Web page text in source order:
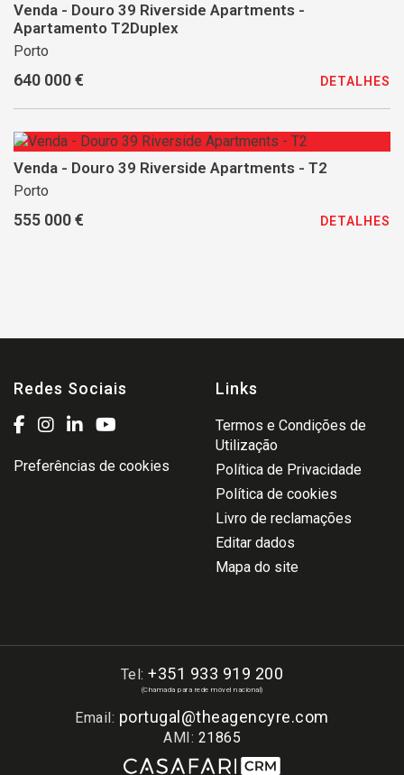
Venda - Douro 39 Riverside Apartments -
Apartamento T2Duplex
Porto
640 000 € DETALHES
Venda - Douro 39 Riverside Apartments - T2
Porto
555 000 € DETALHES
Redes Sociais
Preferências de cookies
Links
Termos e Condições de
Utilização
Política de Privacidade
Política de cookies
Livro de reclamações
Editar dados
Mapa do site
Tel:+351 933 919 200
(Chamada para rede móvel nacional)
Email: portugal@theagencyre.com
AMI: 21865